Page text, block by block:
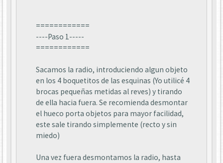
============
----Paso 1-----
============
Sacamos la radio, introduciendo algun objeto
en los 4 boquetitos de las esquinas (Yo utilicé 4
brocas pequeñas metidas al reves) y tirando
de ella hacia fuera. Se recomienda desmontar
el hueco porta objetos para mayor facilidad,
este sale tirando simplemente (recto y sin
miedo)
Una vez fuera desmontamos la radio, hasta